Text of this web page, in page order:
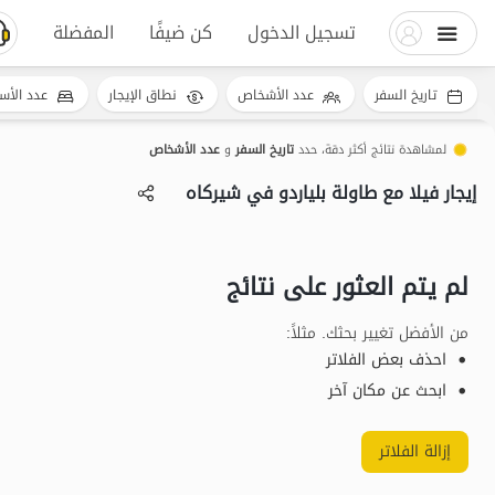
تسجيل الدخول كن ضيفًا المفضلة
لمشاهدة نتائج أكثر دقة، حددتاريخ السفروعدد الأشخاص
إيجار فيلا مع طاولة بلياردو في شیرکاه
لم يتم العثور على نتائج
من الأفضل تغيير بحثك. مثلاً:
احذف بعض الفلاتر
ابحث عن مكان آخر
إزالة الفلاتر
تاريخ السفر عدد الأشخاص نطاق الإيجار عدد